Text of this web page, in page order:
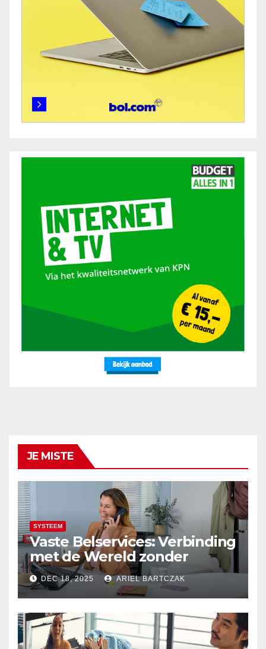
JE MISTE
SYSTEEM
Vaste Belservices: Verbinding
met de Wereld zonder
Onderbrekingen – Alleen bij
Budget Internet
DEC 18, 2025 ARIEL BARTCZAK